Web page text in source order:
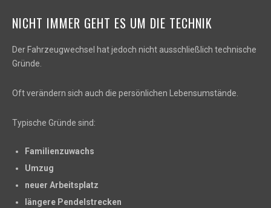
NICHT IMMER GEHT ES UM DIE TECHNIK
Der Fahrzeugwechsel hat jedoch nicht ausschließlich technische
Gründe.
Oft verändern sich auch die persönlichen Lebensumstände.
Typische Gründe sind:
Familienzuwachs
Umzug
neuer Arbeitsplatz
längere Pendelstrecken